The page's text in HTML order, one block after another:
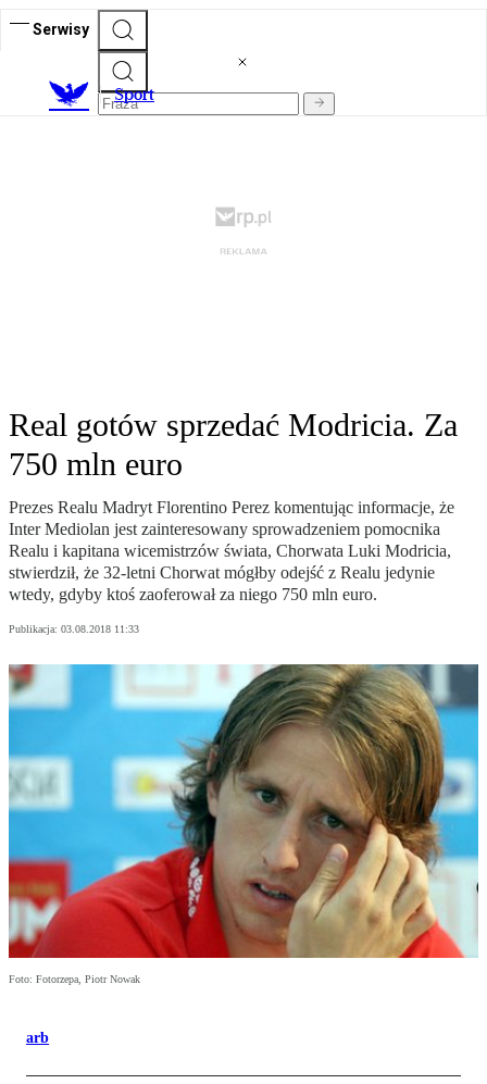
Serwisy
Sport
Real gotów sprzedać Modricia. Za
750 mln euro
Prezes Realu Madryt Florentino Perez komentując informacje, że
Inter Mediolan jest zainteresowany sprowadzeniem pomocnika
Realu i kapitana wicemistrzów świata, Chorwata Luki Modricia,
stwierdził, że 32-letni Chorwat mógłby odejść z Realu jedynie
wtedy, gdyby ktoś zaoferował za niego 750 mln euro.
Publikacja: 03.08.2018 11:33
Foto: Fotorzepa, Piotr Nowak
arb